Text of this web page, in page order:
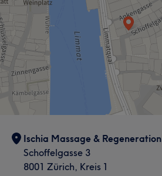
Ischia Massage & Regeneration
Schoffelgasse 3
8001 Zürich, Kreis 1